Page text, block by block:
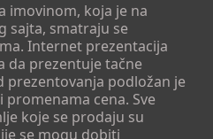
imovinom, koja je na
sajta, smatraju se
Internet prezentacija
da prezentuje tačne
prezentovanja podložan je
cena. Sve
koje se prodaju su
se mogu dobiti